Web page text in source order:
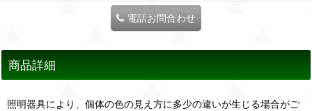
電話お問合わせ
商品詳細
照明器具により、個体の色の見え方に多少の違いが生じる場合がご